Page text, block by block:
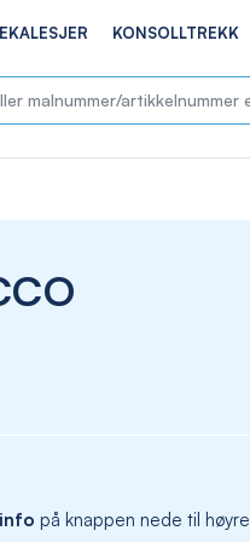
KONSOLLTREKK
info på knappen nede til høyre